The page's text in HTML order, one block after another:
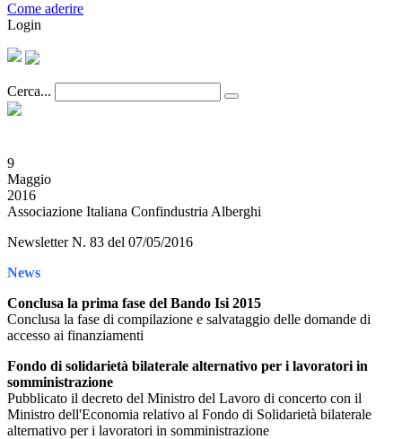
Come aderire
Login
Cerca...
9
Maggio
2016
Associazione Italiana Confindustria Alberghi
Newsletter N. 83 del 07/05/2016
News
Conclusa la prima fase del Bando Isi 2015
Conclusa la fase di compilazione e salvataggio delle domande di
accesso ai finanziamenti
Fondo di solidarietà bilaterale alternativo per i lavoratori in
somministrazione
Pubblicato il decreto del Ministro del Lavoro di concerto con il
Ministro dell'Economia relativo al Fondo di Solidarietà bilaterale
alternativo per i lavoratori in somministrazione